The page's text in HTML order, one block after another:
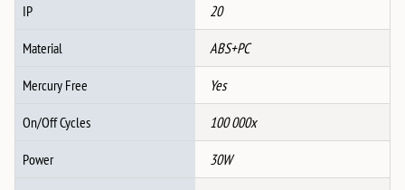
IP 20
Material ABS+PC
Mercury Free Yes
On/Off Cycles 100 000x
Power 30W